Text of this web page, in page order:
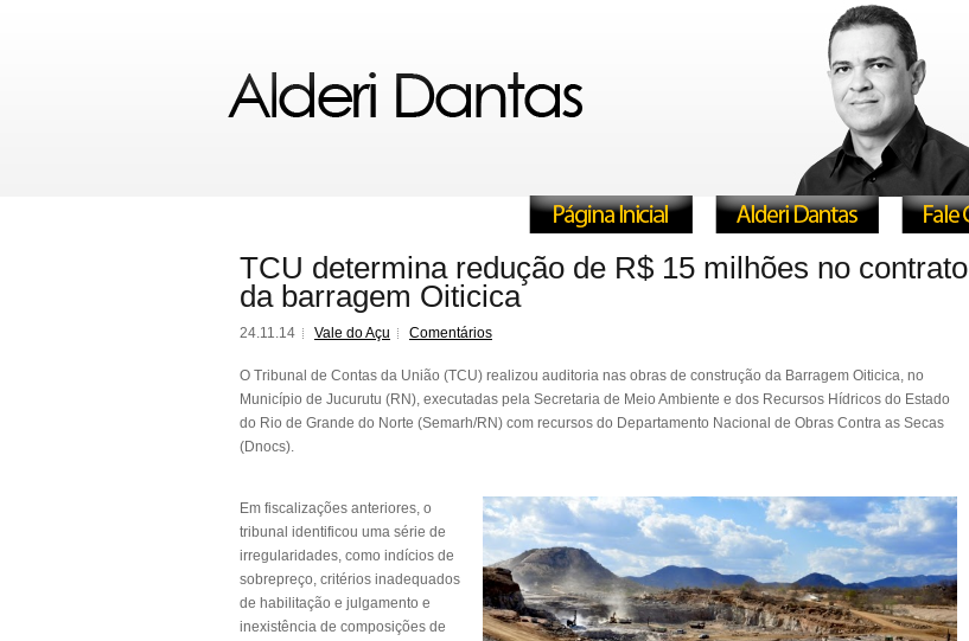
TCU determina redução de R$ 15 milhões no contrato
da barragem Oiticica
24.11.14 Vale do Açu Comentários
O Tribunal de Contas da União (TCU) realizou auditoria nas obras de construção da Barragem Oiticica, no
Município de Jucurutu (RN), executadas pela Secretaria de Meio Ambiente e dos Recursos Hídricos do Estado
do Rio de Grande do Norte (Semarh/RN) com recursos do Departamento Nacional de Obras Contra as Secas
(Dnocs).
Em fiscalizações anteriores, o
tribunal identificou uma série de
irregularidades, como indícios de
sobrepreço, critérios inadequados
de habilitação e julgamento e
inexistência de composições de